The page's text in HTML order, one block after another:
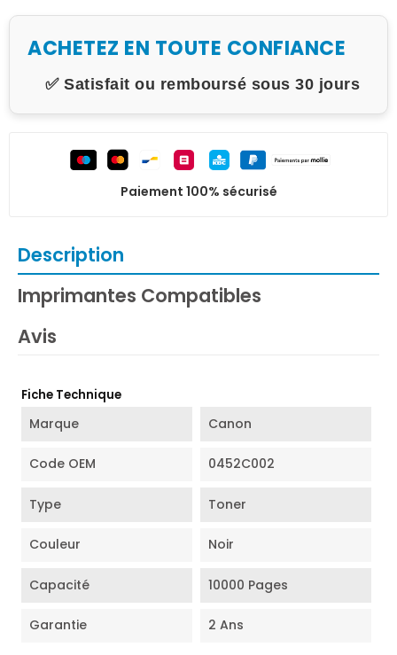
ACHETEZ EN TOUTE CONFIANCE
✅ Satisfait ou remboursé sous 30 jours
Paiement 100% sécurisé
Description
Imprimantes Compatibles
Avis
Fiche Technique
Marque Canon
Code OEM 0452C002
Type Toner
Couleur Noir
Capacité 10000 Pages
Garantie 2 Ans